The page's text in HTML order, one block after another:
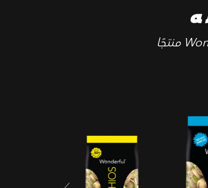
‎ منتجًا